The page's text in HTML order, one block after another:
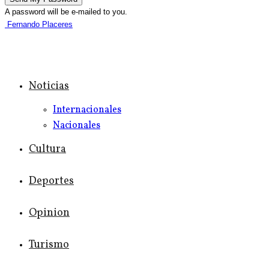
A password will be e-mailed to you.
Fernando Placeres
Noticias
Internacionales
Nacionales
Cultura
Deportes
Opinion
Turismo